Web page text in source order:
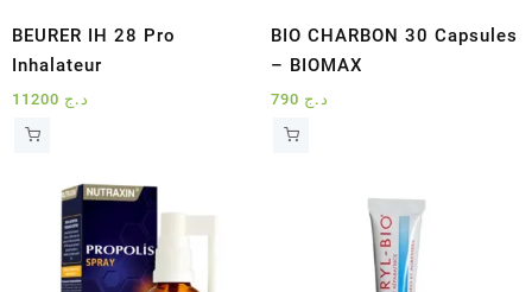
BEURER IH 28 Pro
Inhalateur
د.ج
BIO CHARBON 30 Capsules
– BIOMAX
د.ج